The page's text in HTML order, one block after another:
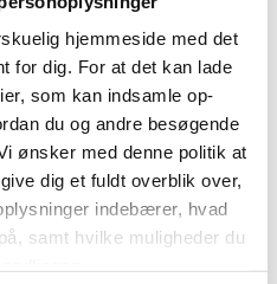
hjemmeside med det
for dig. For at det kan lade
som kan indsamle op-
du og andre besøgende
ønsker med denne politik at
dig et fuldt overblik over,
indebærer, hvad
samt hvilke muligheder du
Al beskæftigelse er individuelt